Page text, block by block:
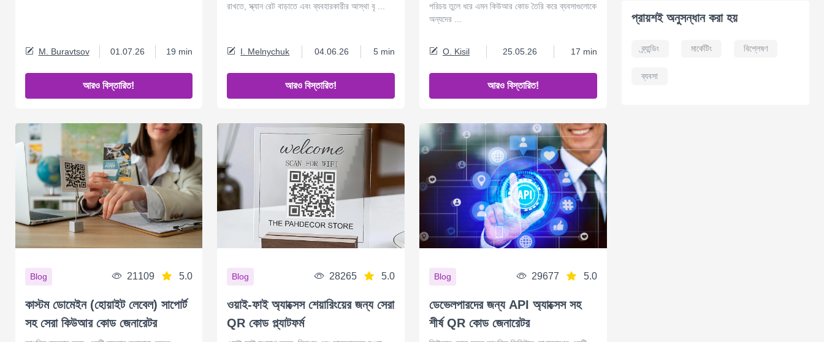
M. Buravtsov 01.07.26 19 min
আরও বিস্তারিত!
রাখতে, স্ক্যান রেট বাড়াতে এবং ব্যবহারকারীর আস্থা বৃ ...
I. Melnychuk 04.06.26 5 min
আরও বিস্তারিত!
পরিচয় তুলে ধরে এমন কিউআর কোড তৈরি করে ব্যবসাগুলোকে
অন্যদের ...
O. Kisil 25.05.26 17 min
আরও বিস্তারিত!
Blog 21109 5.0
কাস্টম ডোমেইন (হোয়াইট লেবেল) সাপোর্ট
সহ সেরা কিউআর কোড জেনারেটর
Blog 28265 5.0
ওয়াই-ফাই অ্যাক্সেস শেয়ারিংয়ের জন্য সেরা
QR কোড প্ল্যাটফর্ম
Blog 29677 5.0
ডেভেলপারদের জন্য API অ্যাক্সেস সহ
শীর্ষ QR কোড জেনারেটর
প্রায়শই অনুসন্ধান করা হয়
ব্র্যান্ডিং মার্কেটিং বিশ্লেষণ
ব্যবসা